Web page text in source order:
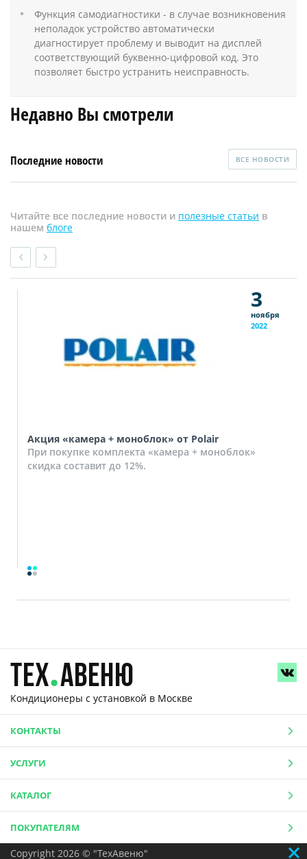
Функция самодиагностики - в случае возникновения
неполадок устройство автоматически
диагностирует проблему и выводит на дисплей
соответствующий буквенно-цифровой код. Это
позволяет быстро устранить неисправность.
Недавно Вы смотрели
Последние новости ВСЕ НОВОСТИ
Читайте все последние новости и полезные статьи в
нашем блоге
3
ноября
2022
Акция «камера + моноблок» от Polair
При покупке комплекта «камера + моноблок»
скидка составит до 12%.
Кондиционеры с установкой в Москве
КОНТАКТЫ
УСЛУГИ
КАТАЛОГ
ПОКУПАТЕЛЯМ
Copyright 2026 © "ТехАвеню"